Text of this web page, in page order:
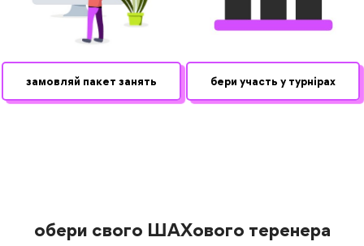
замовляй пакет занять бери участь у турнірах
обери свого ШАХового теренера